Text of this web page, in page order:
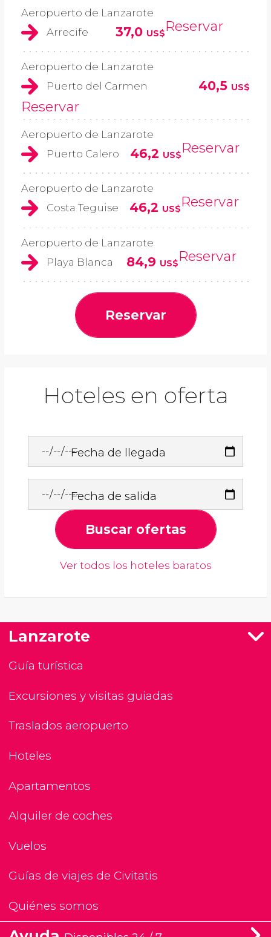
Aeropuerto de Lanzarote
Arrecife
37,0 US$Reservar
Aeropuerto de Lanzarote
Puerto del Carmen
40,5 US$
Reservar
Aeropuerto de Lanzarote
Puerto Calero
46,2 US$Reservar
Aeropuerto de Lanzarote
Costa Teguise
46,2 US$Reservar
Aeropuerto de Lanzarote
Playa Blanca
84,9 US$Reservar
Reservar
Hoteles en oferta
Fecha de llegada
Fecha de salida
Buscar ofertas
Ver todos los hoteles baratos
Lanzarote
Guía turística
Excursiones y visitas guiadas
Traslados aeropuerto
Hoteles
Apartamentos
Alquiler de coches
Vuelos
Guías de viajes de Civitatis
Quiénes somos